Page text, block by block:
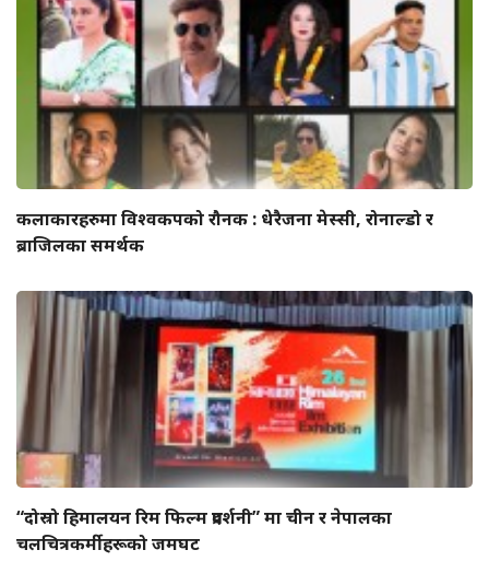
कलाकारहरुमा विश्वकपको रौनक : धेरैजना मेस्सी, रोनाल्डो र
ब्राजिलका समर्थक
“दोस्रो हिमालयन रिम फिल्म प्रदर्शनी” मा चीन र नेपालका
चलचित्रकर्मीहरूको जमघट